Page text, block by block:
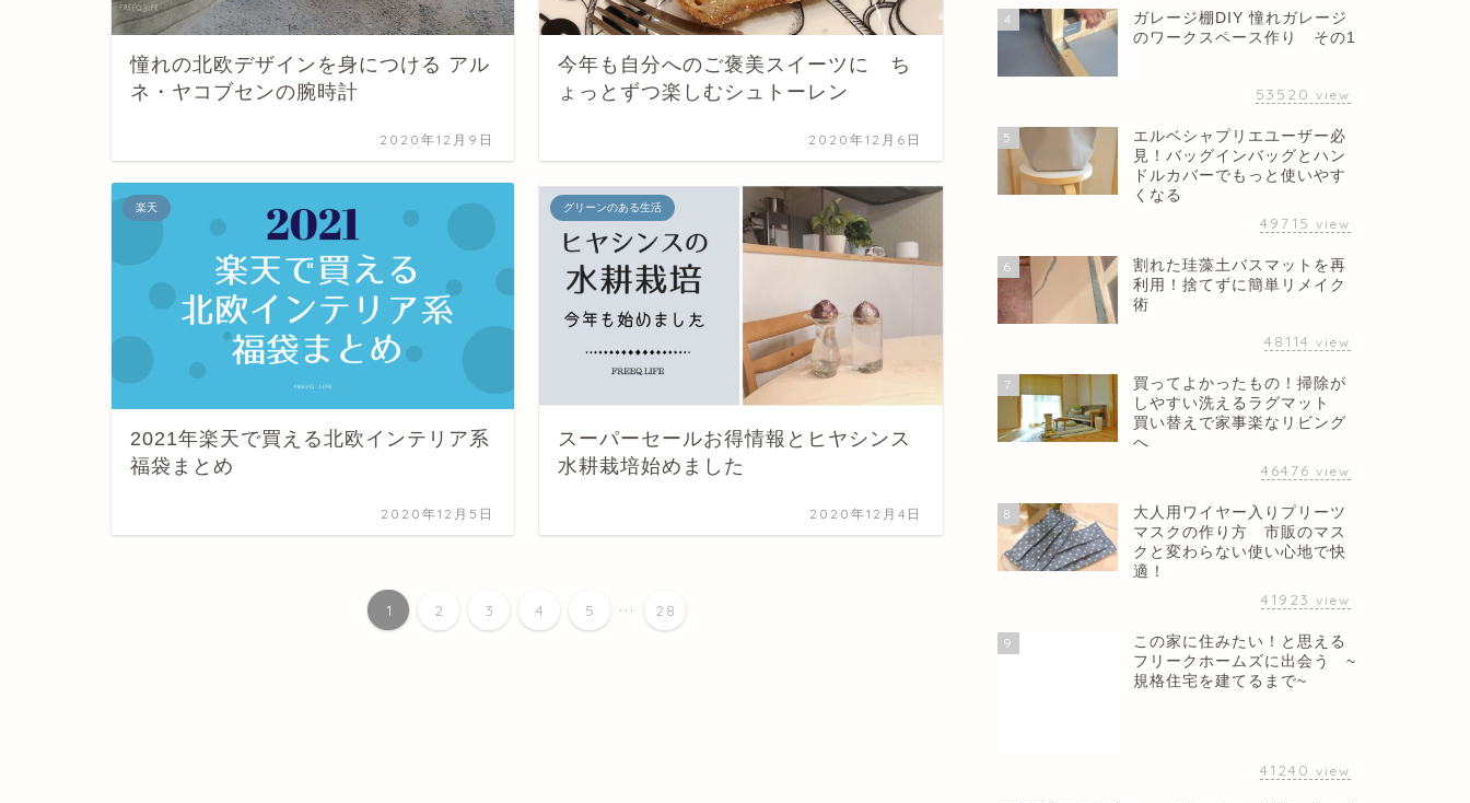
憧れの北欧デザインを身につける アル
ネ・ヤコブセンの腕時計
2020年12月9日
今年も自分へのご褒美スイーツに ち
ょっとずつ楽しむシュトーレン
2020年12月6日
楽天
2021年楽天で買える北欧インテリア系
福袋まとめ
2020年12月5日
グリーンのある生活
スーパーセールお得情報とヒヤシンス
水耕栽培始めました
2020年12月4日
1 2 3 4 5 ... 28
4
ガレージ棚DIY 憧れガレージ
のワークスペース作り その1
53520 view
5
エルベシャプリエユーザー必
見！バッグインバッグとハン
ドルカバーでもっと使いやす
くなる
49715 view
6
割れた珪藻土バスマットを再
利用！捨てずに簡単リメイク
術
48114 view
7
買ってよかったもの！掃除が
しやすい洗えるラグマット
買い替えで家事楽なリビング
へ
46476 view
8
大人用ワイヤー入りプリーツ
マスクの作り方 市販のマス
クと変わらない使い心地で快
適！
41923 view
9
この家に住みたい！と思える
フリークホームズに出会う ~
規格住宅を建てるまで~
41240 view